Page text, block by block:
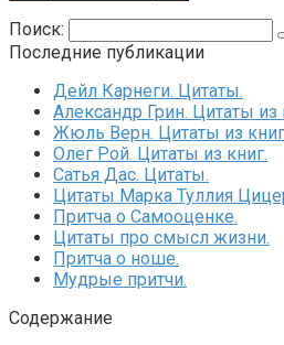
Поиск:
Последние публикации
Дейл Карнеги. Цитаты.
Александр Грин. Цитаты из
Жюль Верн. Цитаты из
Олег Рой. Цитаты из книг.
Сатья Дас. Цитаты.
Цитаты Марка Туллия
Притча о Самооценке.
Цитаты про смысл жизни.
Притча о ноше.
Мудрые притчи.
Содержание